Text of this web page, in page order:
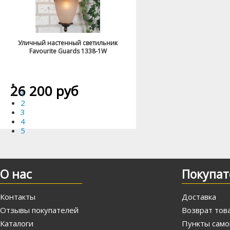
Уличный настенный светильник
Favourite Guards 1338-1W
26 200 руб
1
2
3
4
5
О нас
Контакты
Отзывы покупателей
Каталоги
Доставка
Возврат
Пункты